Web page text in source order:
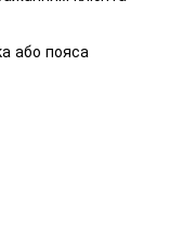
або пояса